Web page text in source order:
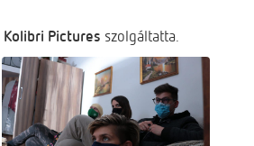
Kolibri Pictures szolgáltatta.